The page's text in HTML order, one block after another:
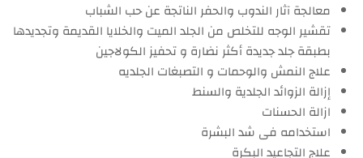
معالجة آثار الندوب والحفر الناتجة عن حب الشباب
تقشير الوجه للتخلص من الجلد الميت والخلايا القديمة وتجديدها
بطبقة جلد جديدة أكثر نضارة و تحفيز الكولاجين
علاج النمش والوحمات و التصبغات الجلديه
إزالة الزوائد الجلدية والسنط
ازالة الحسنات
استخدامه فى شد البشرة
علاج التجاعيد البكرة